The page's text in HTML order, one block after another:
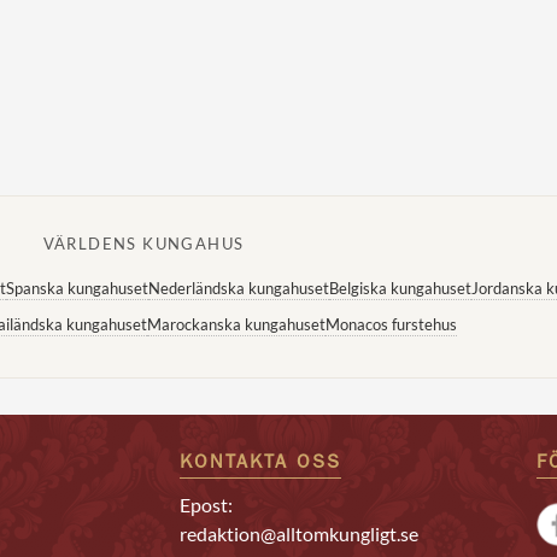
VÄRLDENS KUNGAHUS
Spanska kungahusetNederländska kungahusetBelgiska kungahusetJordanska
kungahusetMarockanska kungahusetMonacos furstehus
KONTAKTA OSS
Epost:
redaktion@alltomkungligt.se